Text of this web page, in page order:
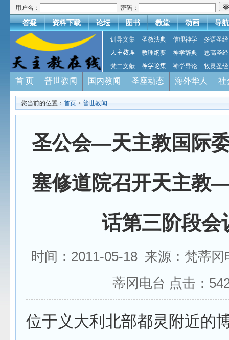
用户名： 密码：
答疑 资料下载 论坛 图书 教堂 动画 导航
训导文集 圣教法典 信理神学
多语圣经
天主教理
教理纲要 神学辞典
思高圣经
梵二文献
神学论集 神学导论 牧灵圣经
首 页 普世教闻 国内教闻 圣座动态 海外华人 社
您当前的位置： 首页 > 普世教闻
圣公会—天主教国际
塞修道院召开天主教
话第三阶段会
时间：2011-05-18 来源：梵蒂
蒂冈电台 点击：
位于义大利北部都灵附近的